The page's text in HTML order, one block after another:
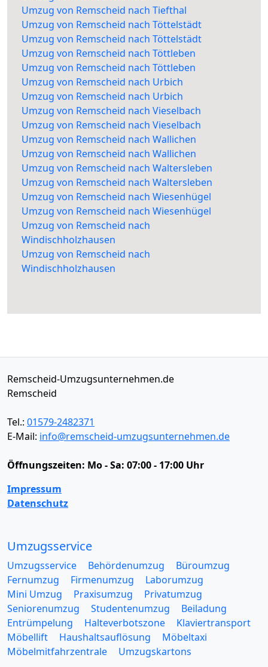
Umzug von Remscheid nach Tiefthal
Umzug von Remscheid nach Töttelstädt
Umzug von Remscheid nach Töttelstädt
Umzug von Remscheid nach Töttleben
Umzug von Remscheid nach Töttleben
Umzug von Remscheid nach Urbich
Umzug von Remscheid nach Urbich
Umzug von Remscheid nach Vieselbach
Umzug von Remscheid nach Vieselbach
Umzug von Remscheid nach Wallichen
Umzug von Remscheid nach Wallichen
Umzug von Remscheid nach Waltersleben
Umzug von Remscheid nach Waltersleben
Umzug von Remscheid nach Wiesenhügel
Umzug von Remscheid nach Wiesenhügel
Umzug von Remscheid nach
Windischholzhausen
Umzug von Remscheid nach
Windischholzhausen
Remscheid-Umzugsunternehmen.de
Remscheid
Tel.: 01579-2482371
E-Mail: info@remscheid-umzugsunternehmen.de
Öffnungszeiten: Mo - Sa: 07:00 - 17:00 Uhr
Impressum
Datenschutz
Umzugsservice
Umzugsservice Behördenumzug
Büroumzug
Fernumzug
Firmenumzug
Laborumzug
Mini Umzug
Praxisumzug
Privatumzug
Seniorenumzug
Studentenumzug
Beiladung
Entrümpelung
Halteverbotszone
Klaviertransport
Möbellift
Haushaltsauflösung
Möbeltaxi
Möbelmitfahrzentrale
Umzugskartons